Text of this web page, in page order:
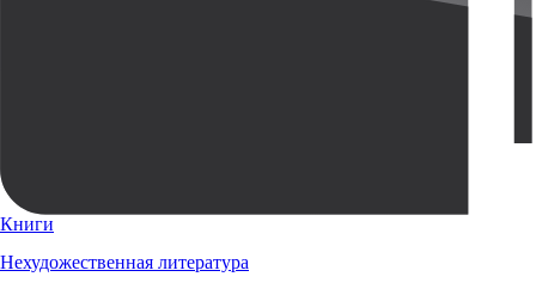
Книги
Нехудожественная литература